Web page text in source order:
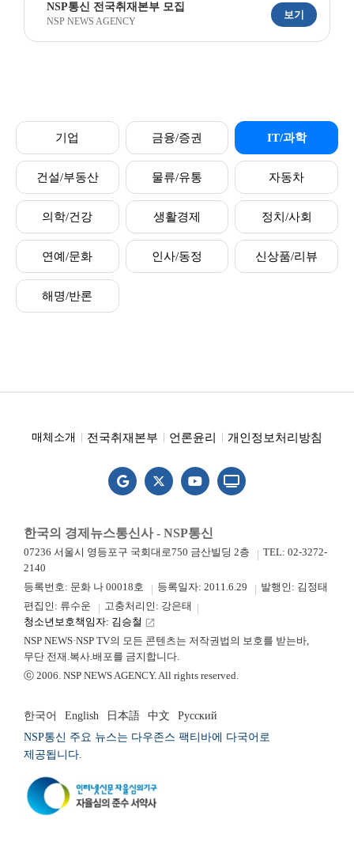
NSP통신 전국취재본부 모집
NSP NEWS AGENCY
보기
기업 금융/증권 IT/과학
건설/부동산 물류/유통 자동차
의학/건강 생활경제 정치/사회
연예/문화 인사/동정 신상품/리뷰
해명/반론
매체소개 전국취재본부 언론윤리 개인정보처리방침
한국의 경제뉴스통신사 - NSP통신
07236 서울시 영등포구 국회대로750 금산빌딩 2층
TEL: 02-3272-
2140
등록번호: 문화 나 00018호
등록일자: 2011.6.29
발행인: 김정태
편집인: 류수운
고충처리인: 강은태
청소년보호책임자: 김승철 launch
NSP NEWS·NSP TV의 모든 콘텐츠는 저작권법의 보호를 받는바,
무단 전재.복사.배포를 금지합니다.
ⓒ 2006. NSP NEWS AGENCY. All rights reserved.
한국어 English 日本語 中文
Русский
NSP통신 주요 뉴스는 다우존스 팩티바에 다국어로
제공됩니다.